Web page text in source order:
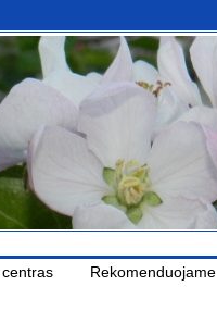
Rekomenduojame